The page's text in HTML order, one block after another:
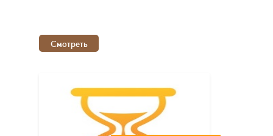
Смотреть